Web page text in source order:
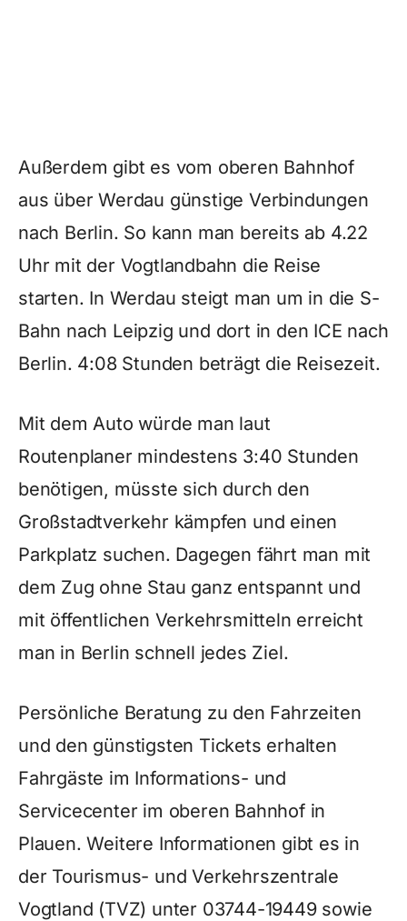
Außerdem gibt es vom oberen Bahnhof
aus über Werdau günstige Verbindungen
nach Berlin. So kann man bereits ab 4.22
Uhr mit der Vogtlandbahn die Reise
starten. In Werdau steigt man um in die S-
Bahn nach Leipzig und dort in den ICE nach
Berlin. 4:08 Stunden beträgt die Reisezeit.
Mit dem Auto würde man laut
Routenplaner mindestens 3:40 Stunden
benötigen, müsste sich durch den
Großstadtverkehr kämpfen und einen
Parkplatz suchen. Dagegen fährt man mit
dem Zug ohne Stau ganz entspannt und
mit öffentlichen Verkehrsmitteln erreicht
man in Berlin schnell jedes Ziel.
Persönliche Beratung zu den Fahrzeiten
und den günstigsten Tickets erhalten
Fahrgäste im Informations- und
Servicecenter im oberen Bahnhof in
Plauen. Weitere Informationen gibt es in
der Tourismus- und Verkehrszentrale
Vogtland (TVZ) unter 03744-19449 sowie